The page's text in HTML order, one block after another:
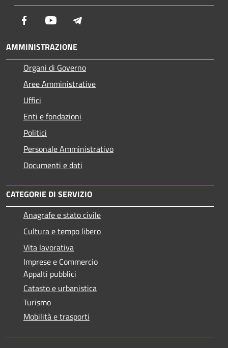
Facebook Youtube
AMMINISTRAZIONE
Organi di Governo
Aree Amministrative
Uffici
Enti e fondazioni
Politici
Personale Amministrativo
Documenti e dati
CATEGORIE DI SERVIZIO
Anagrafe e stato civile
Cultura e tempo libero
Vita lavorativa
Imprese e Commercio
Appalti pubblici
Catasto e urbanistica
Turismo
Mobilità e trasporti